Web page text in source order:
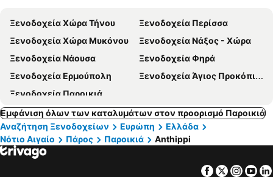
Ξενοδοχεία Χώρα Τήνου
Ξενοδοχεία Περίσσα
Ξενοδοχεία Χώρα Μυκόνου
Ξενοδοχεία Νάξος - Χώρα
Ξενοδοχεία Νάουσα
Ξενοδοχεία Φηρά
Ξενοδοχεία Ερμούπολη
Ξενοδοχεία Άγιος Προκόπιος
Ξενοδοχεία Παροικιά
Εμφάνιση όλων των καταλυμάτων στον προορισμό Παροικιά
Αναζήτηση Ξενοδοχείων
Ευρώπη
Ελλάδα
Νότιο Αιγαίο
Πάρος Παροικιά Anthippi
Facebook
Twitter